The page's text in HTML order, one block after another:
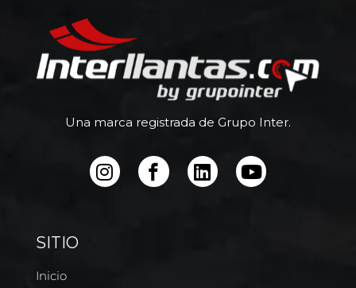
Una marca registrada de Grupo Inter.
SITIO
Inicio